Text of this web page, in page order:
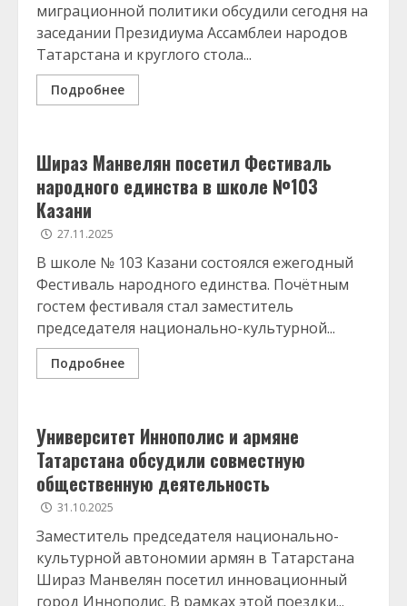
миграционной политики обсудили сегодня на
заседании Президиума Ассамблеи народов
Татарстана и круглого стола...
Подробнее
Шираз Манвелян посетил Фестиваль
народного единства в школе №103
Казани
27.11.2025
В школе № 103 Казани состоялся ежегодный
Фестиваль народного единства. Почётным
гостем фестиваля стал заместитель
председателя национально-культурной...
Подробнее
Университет Иннополис и армяне
Татарстана обсудили совместную
общественную деятельность
31.10.2025
Заместитель председателя национально-
культурной автономии армян в Татарстана
Шираз Манвелян посетил инновационный
город Иннополис. В рамках этой поездки...